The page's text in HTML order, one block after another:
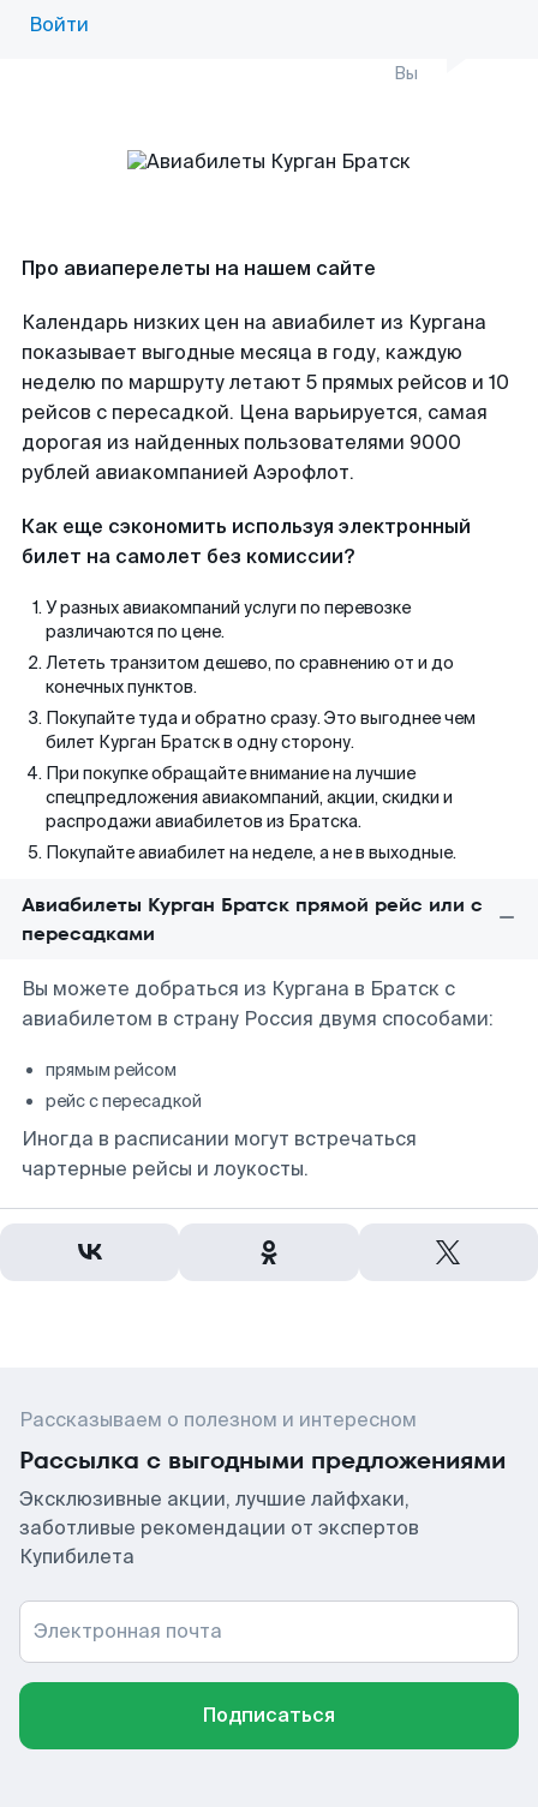
Войти
Вы
Про авиаперелеты на нашем сайте
Календарь низких цен на авиабилет из Кургана
показывает выгодные месяца в году, каждую
неделю по маршруту летают 5 прямых рейсов и 10
рейсов с пересадкой. Цена варьируется, самая
дорогая из найденных пользователями 9000
рублей авиакомпанией Аэрофлот.
Как еще сэкономить используя электронный
билет на самолет без комиссии?
У разных авиакомпаний услуги по перевозке
различаются по цене.
Лететь транзитом дешево, по сравнению от и до
конечных пунктов.
Покупайте туда и обратно сразу. Это выгоднее чем
билет Курган Братск в одну сторону.
При покупке обращайте внимание на лучшие
спецпредложения авиакомпаний, акции, скидки и
распродажи авиабилетов из Братска.
Покупайте авиабилет на неделе, а не в выходные.
Авиабилеты Курган Братск прямой рейс или с
пересадками
Вы можете добраться из Кургана в Братск с
авиабилетом в страну Россия двумя способами:
прямым рейсом
рейс с пересадкой
Иногда в расписании могут встречаться
чартерные рейсы и лоукосты.
Рассказываем о полезном и интересном
Рассылка с выгодными предложениями
Эксклюзивные акции, лучшие лайфхаки,
заботливые рекомендации от экспертов
Купибилета
Электронная почта
Подписаться